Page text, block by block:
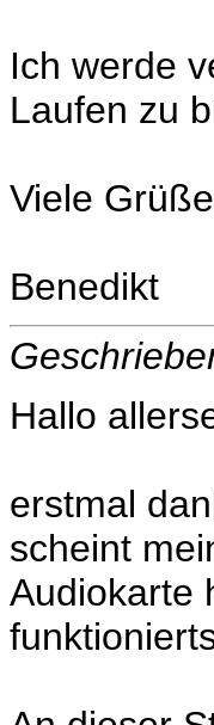
Ich werde
Laufen zu
Viele
Benedikt
Hallo
erstmal
scheint
Audiokarte